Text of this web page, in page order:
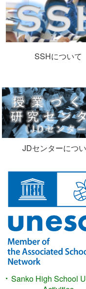
SSHについて
JDセンターにつ
・Sanko High School